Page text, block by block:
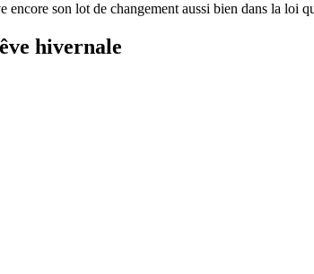
encore son lot de changement aussi bien dans la loi
hivernale